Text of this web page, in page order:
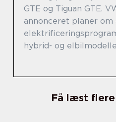
GTE og Tiguan GTE.
annonceret planer om
hybrid- og
Få læst